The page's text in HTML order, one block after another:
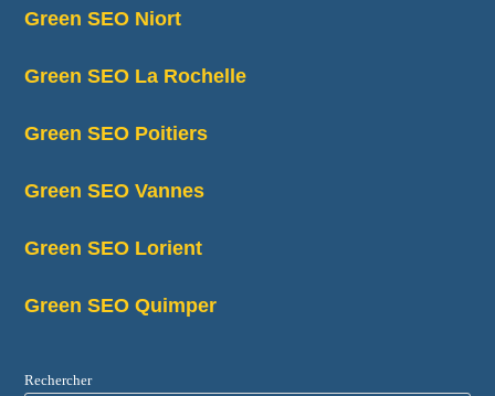
Green SEO Niort
Green SEO La Rochelle
Green SEO Poitiers
Green SEO Vannes
Green SEO Lorient
Green SEO Quimper
Rechercher